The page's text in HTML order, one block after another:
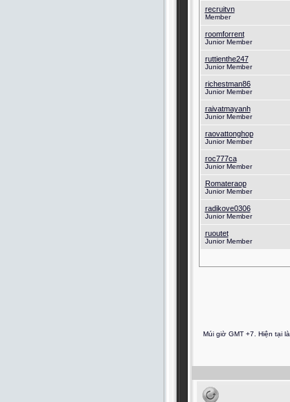
recruitvn
Member
roomforrent
Junior Member
ruttienthe247
Junior Member
richestman86
Junior Member
raivatmayanh
Junior Member
raovattonghop
Junior Member
roc777ca
Junior Member
Romateraop
Junior Member
radikove0306
Junior Member
ruoutet
Junior Member
Múi giờ GMT +7. Hiện tại là